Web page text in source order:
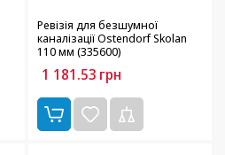
Ревізія для безшумної
каналізації Ostendorf Skolan
110 мм (335600)
1 181.53 грн